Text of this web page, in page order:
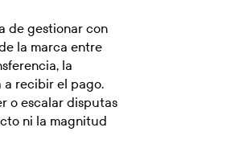
de gestionar con
la marca entre
la
recibir el pago.
o escalar disputas
ni la magnitud